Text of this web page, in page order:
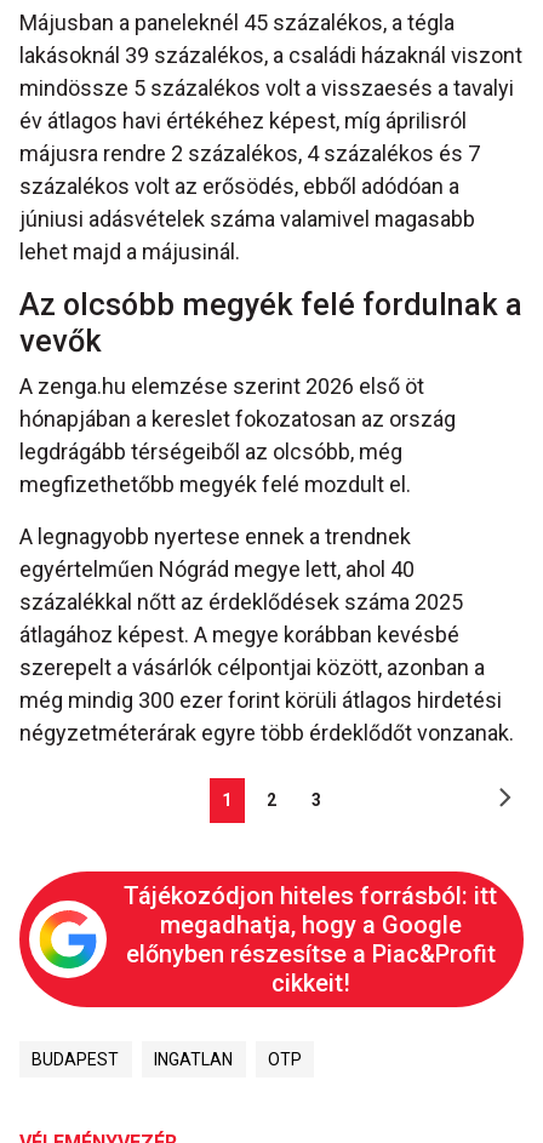
Májusban a paneleknél 45 százalékos, a tégla
lakásoknál 39 százalékos, a családi házaknál viszont
mindössze 5 százalékos volt a visszaesés a tavalyi
év átlagos havi értékéhez képest, míg áprilisról
májusra rendre 2 százalékos, 4 százalékos és 7
százalékos volt az erősödés, ebből adódóan a
júniusi adásvételek száma valamivel magasabb
lehet majd a májusinál.
Az olcsóbb megyék felé fordulnak a
vevők
A zenga.hu elemzése szerint 2026 első öt
hónapjában a kereslet fokozatosan az ország
legdrágább térségeiből az olcsóbb, még
megfizethetőbb megyék felé mozdult el.
A legnagyobb nyertese ennek a trendnek
egyértelműen Nógrád megye lett, ahol 40
százalékkal nőtt az érdeklődések száma 2025
átlagához képest. A megye korábban kevésbé
szerepelt a vásárlók célpontjai között, azonban a
még mindig 300 ezer forint körüli átlagos hirdetési
négyzetméterárak egyre több érdeklődőt vonzanak.
1 2 3
Tájékozódjon hiteles forrásból: itt
megadhatja, hogy a Google
előnyben részesítse a Piac&Profit
cikkeit!
BUDAPEST INGATLAN OTP